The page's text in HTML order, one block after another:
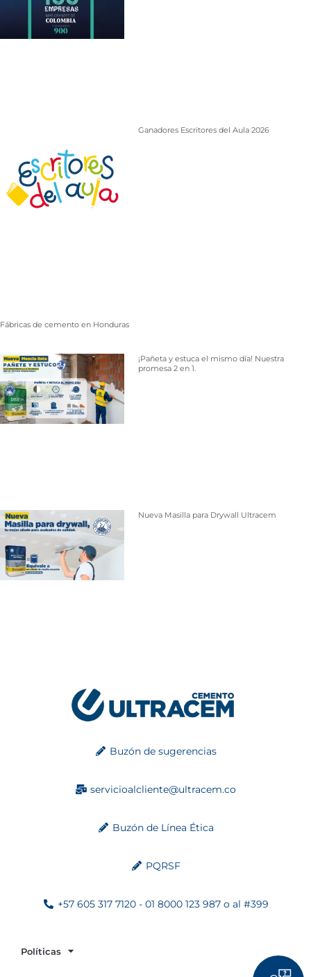
Ganadores Escritores del Aula 2026
Fábricas de cemento en Honduras
¡Pañeta y estuca el mismo día! Nuestra
promesa 2 en 1.
Nueva Masilla para Drywall Ultracem
Buzón de sugerencias
servicioalcliente@ultracem.co
Buzón de Línea Ética
PQRSF
+57 605 317 7120 - 01 8000 123 987 o al #399
Políticas